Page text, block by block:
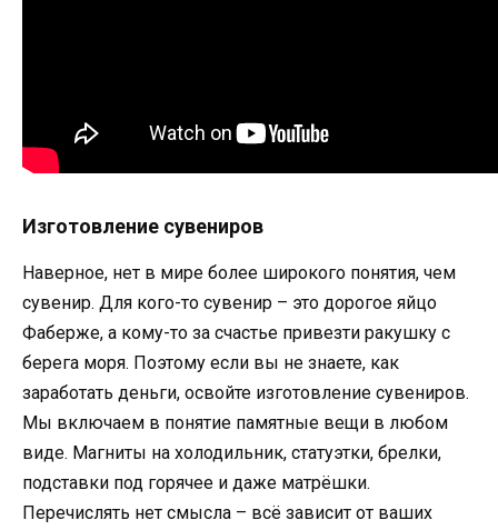
Изготовление сувениров
Наверное, нет в мире более широкого понятия, чем
сувенир. Для кого-то сувенир – это дорогое яйцо
Фаберже, а кому-то за счастье привезти ракушку с
берега моря. Поэтому если вы не знаете, как
заработать деньги, освойте изготовление сувениров.
Мы включаем в понятие памятные вещи в любом
виде. Магниты на холодильник, статуэтки, брелки,
подставки под горячее и даже матрёшки.
Перечислять нет смысла – всё зависит от ваших